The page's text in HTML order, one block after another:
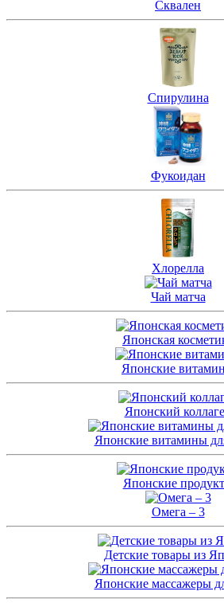
Сквален
Спирулина
Фукоидан
Хлорелла
Чай матча
Японская
Японские
Японский
Японские витамины
Японские
Омега – 3
Детские товары из
Японские массажеры